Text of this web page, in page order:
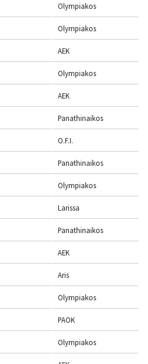
Olympiakos
Olympiakos
AEK
Olympiakos
AEK
Panathinaikos
O.F.I.
Panathinaikos
Olympiakos
Larissa
Panathinaikos
AEK
Aris
Olympiakos
PAOK
Olympiakos